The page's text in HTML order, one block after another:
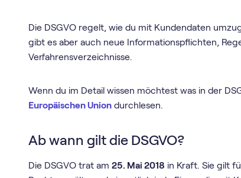
Die DSGVO regelt, wie du mit Kundendaten
gibt es aber auch neue Informationspflichten,
Verfahrensverzeichnisse.
Wenn du im Detail wissen möchtest was in der
Europäischen Union durchlesen.
Ab wann gilt die DSGVO?
Die DSGVO trat am25. Mai 2018 in Kraft. Sie gilt